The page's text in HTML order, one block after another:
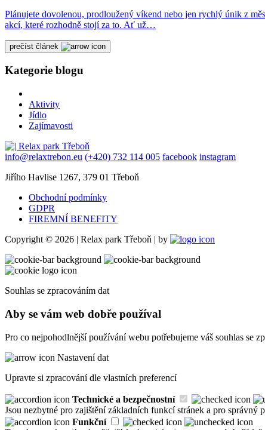
Plánujete dovolenou, prodloužený víkend nebo jen rychlý únik z
akcí, které rozhodně stojí za to. Ať už…
prečíst článek
Kategorie blogu
Aktivity
Jídlo
Zajímavosti
info@relaxtrebon.eu (+420) 732 114 005 facebook instagram
Jiřího Havlise 1267, 379 01 Třeboň
Obchodní podmínky
GDPR
FIREMNÍ BENEFITY
Copyright © 2026 | Relax park Třeboň | by
Souhlas se zpracováním dat
Aby se vám web dobře používal
Pro co nejpohodlnější používání webu potřebujeme váš souhlas se
Nastavení dat
Upravte si zpracování dle vlastních preferencí
Technické a bezpečnostní
Jsou nezbytné pro zajištění základních funkcí stránek a pro
Funkční